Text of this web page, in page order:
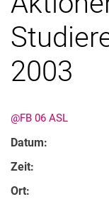
Kontakte
Newsletter
2003
@FB 06 ASL
Datum:
Zeit:
Ort: